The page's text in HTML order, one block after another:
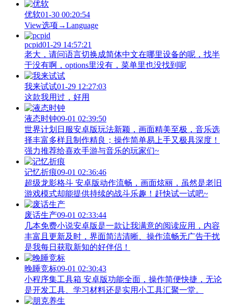
优软01-30 00:20:54
View‌选项→Language
pcpid01-29 14:57:21
老大，请问语言切换成简体中文在哪里设备的呢，找半
于没有啊，options里没有，菜单里也没找到呢
我来试试01-29 12:27:03
这款我用过，好用
液态时钟09-01 02:39:50
世界计划日服安卓版玩法新颖，画面精美至极，音乐选
择丰富多样且制作精良；操作简单易上手又极具深度！
强力推荐给喜欢手游与音乐的玩家们~
记忆折痕09-01 02:36:46
超级龙影格斗 安卓版动作流畅，画面炫丽，虽然是老旧
游戏模式却能提供持续的战斗乐趣！赶快试一试吧~
废话生产09-01 02:33:44
几本免费小说安卓版是一款让我满意的阅读应用，内容
丰富且更新及时，界面简洁清晰、操作流畅无广告干扰
是我每日获取新知的好伴侣！
晚睡竞标09-01 02:30:43
小程序集工具箱 安卓版功能全面，操作简便快捷，无论
是开发工具、学习材料还是实用小工具汇聚一堂。